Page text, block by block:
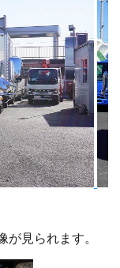
見られます。